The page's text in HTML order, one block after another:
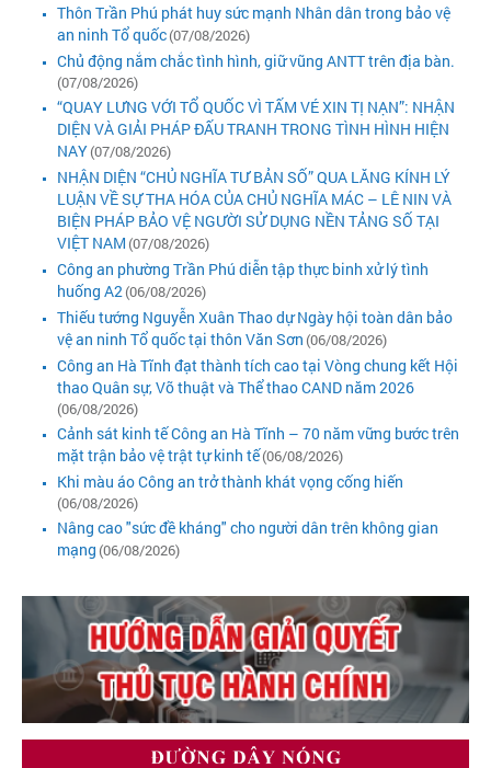
Thôn Trần Phú phát huy sức mạnh Nhân dân trong bảo vệ
an ninh Tổ quốc(07/08/2026)
Chủ động nắm chắc tình hình, giữ vũng ANTT trên địa bàn.
(07/08/2026)
“QUAY LƯNG VỚI TỔ QUỐC VÌ TẤM VÉ XIN TỊ NẠN”: NHẬN
DIỆN VÀ GIẢI PHÁP ĐẤU TRANH TRONG TÌNH HÌNH HIỆN
NAY(07/08/2026)
NHẬN DIỆN “CHỦ NGHĨA TƯ BẢN SỐ” QUA LĂNG KÍNH LÝ
LUẬN VỀ SỰ THA HÓA CỦA CHỦ NGHĨA MÁC – LÊ NIN VÀ
BIỆN PHÁP BẢO VỆ NGƯỜI SỬ DỤNG NỀN TẢNG SỐ TẠI
VIỆT NAM (07/08/2026)
Công an phường Trần Phú diễn tập thực binh xử lý tình
huống A2(06/08/2026)
Thiếu tướng Nguyễn Xuân Thao dự Ngày hội toàn dân bảo
vệ an ninh Tổ quốc tại thôn Văn Sơn (06/08/2026)
Công an Hà Tĩnh đạt thành tích cao tại Vòng chung kết Hội
thao Quân sự, Võ thuật và Thể thao CAND năm 2026
(06/08/2026)
Cảnh sát kinh tế Công an Hà Tĩnh – 70 năm vững bước trên
mặt trận bảo vệ trật tự kinh tế(06/08/2026)
Khi màu áo Công an trở thành khát vọng cống hiến
(06/08/2026)
Nâng cao "sức đề kháng" cho người dân trên không gian
mạng (06/08/2026)